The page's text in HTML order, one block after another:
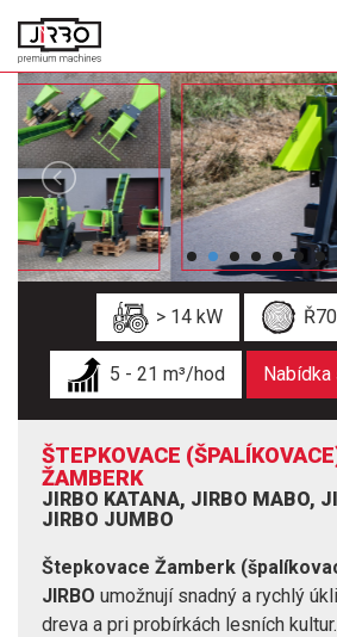
> 14 kW
5 - 21 m³/hod
ŠTEPKOVACE
ŽAMBERK
JIRBO KATANA, JIRBO MABO,
JIRBO JUMBO
Štepkovace Žamberk
JIRBO umožnují snadný a rychlý
dreva a pri probírkách lesních